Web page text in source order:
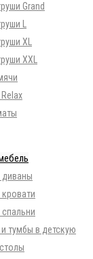
Grand
L
XL
XXL
диваны
тумбы в детскую